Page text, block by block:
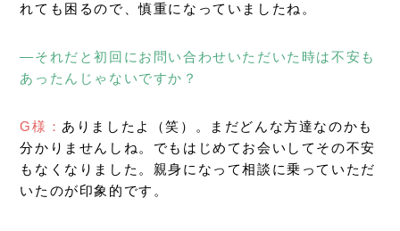
れても困るので、慎重になっていましたね。
―それだと初回にお問い合わせいただいた時は不安も
あったんじゃないですか？
G様： ありましたよ（笑）。まだどんな方達なのかも
分かりませんしね。でもはじめてお会いしてその不安
もなくなりました。親身になって相談に乗っていただ
いたのが印象的です。